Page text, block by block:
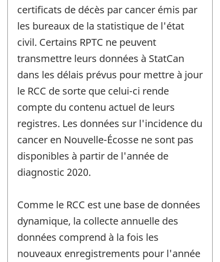
certificats de décès par cancer émis par
les bureaux de la statistique de l'état
civil. Certains RPTC ne peuvent
transmettre leurs données à StatCan
dans les délais prévus pour mettre à jour
le RCC de sorte que celui-ci rende
compte du contenu actuel de leurs
registres. Les données sur l'incidence du
cancer en Nouvelle-Écosse ne sont pas
disponibles à partir de l'année de
diagnostic 2020.
Comme le RCC est une base de données
dynamique, la collecte annuelle des
données comprend à la fois les
nouveaux enregistrements pour l'année